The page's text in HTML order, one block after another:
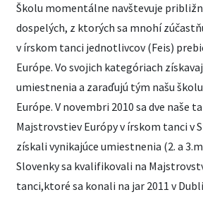
Školu momentálne navštevuje
dospelých, z ktorých sa mnohí
v írskom tanci jednotlivcov (Feis)
Európe. Vo svojich kategóriach
umiestnenia a zaraďujú tým našu
Európe. V novembri 2010 sa dve naše
Majstrovstiev Európy v írskom tanci v
získali vynikajúce umiestnenia (2. a
Slovenky sa kvalifikovali na
tanci,ktoré sa konali na jar 2011 v